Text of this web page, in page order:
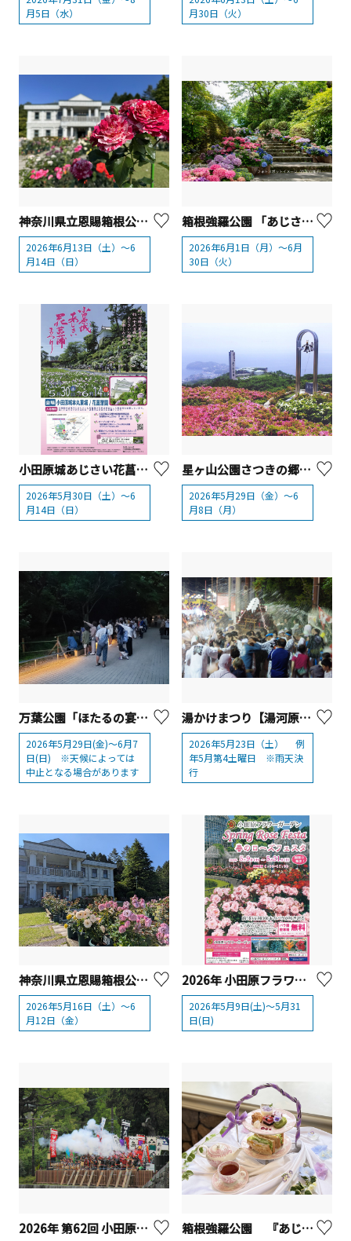
月5日（水）
月30日（火）
神奈川県立恩賜箱根公園「バラの即売会」
2026年6月13日（土）～6
月14日（日）
箱根強羅公園 「あじさいフォトスポット」
2026年6月1日（月）～6月
30日（火）
小田原城あじさい花菖蒲まつり
2026年5月30日（土）～6
月14日（日）
星ヶ山公園さつきの郷【湯河原町】
2026年5月29日（金）～6
月8日（月）
万葉公園「ほたるの宴」【湯河原町】
2026年5月29日(金)～6月7
日(日) ※天候によっては
中止となる場合があります
湯かけまつり【湯河原町】
2026年5月23日（土） 例
年5月第4土曜日 ※雨天決
行
神奈川県立恩賜箱根公園「初夏のバラ展」
2026年5月16日（土）～6
月12日（金）
2026年 小田原フラワーガーデン「春のローズフェスタ」
2026年5月9日(土)～5月31
日(日)
2026年 第62回 小田原北條五代祭り 箱根強羅公園 『あじさいアフタヌーンティー』【箱根町】